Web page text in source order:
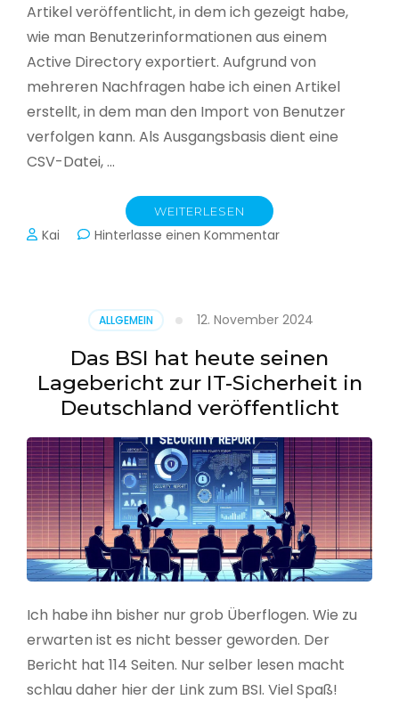
Artikel veröffentlicht, in dem ich gezeigt habe,
wie man Benutzerinformationen aus einem
Active Directory exportiert. Aufgrund von
mehreren Nachfragen habe ich einen Artikel
erstellt, in dem man den Import von Benutzer
verfolgen kann. Als Ausgangsbasis dient eine
CSV-Datei, …
WEITERLESEN
Kai Hinterlasse einen Kommentarzu
aus
CSV
erstellen
ALLGEMEIN 12. November 2024
Das BSI hat heute seinen
Lagebericht zur IT-Sicherheit in
Deutschland veröffentlicht
Ich habe ihn bisher nur grob Überflogen. Wie zu
erwarten ist es nicht besser geworden. Der
Bericht hat 114 Seiten. Nur selber lesen macht
schlau daher hier der Link zum BSI. Viel Spaß!